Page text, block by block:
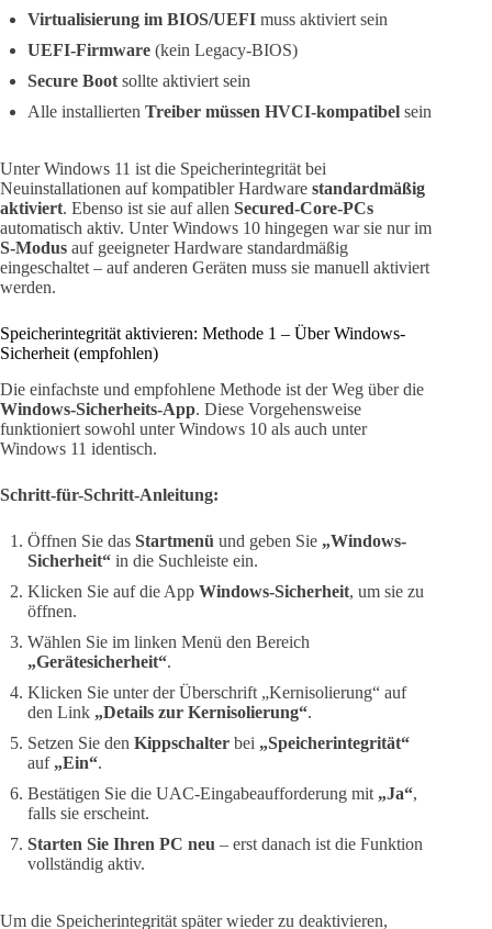
Virtualisierung im BIOS/UEFI muss aktiviert sein
UEFI-Firmware (kein Legacy-BIOS)
Secure Boot sollte aktiviert sein
Alle installierten Treiber müssen HVCI-kompatibel sein
Unter Windows 11 ist die Speicherintegrität bei
Neuinstallationen auf kompatibler Hardware standardmäßig
aktiviert. Ebenso ist sie auf allen Secured-Core-PCs
automatisch aktiv. Unter Windows 10 hingegen war sie nur im
S-Modus auf geeigneter Hardware standardmäßig
eingeschaltet – auf anderen Geräten muss sie manuell aktiviert
werden.
Speicherintegrität aktivieren: Methode 1 – Über Windows-
Sicherheit (empfohlen)
Die einfachste und empfohlene Methode ist der Weg über die
Windows-Sicherheits-App. Diese Vorgehensweise
funktioniert sowohl unter Windows 10 als auch unter
Windows 11 identisch.
Schritt-für-Schritt-Anleitung:
Öffnen Sie das Startmenü und geben Sie „Windows-
Sicherheit“ in die Suchleiste ein.
Klicken Sie auf die App Windows-Sicherheit, um sie zu
öffnen.
Wählen Sie im linken Menü den Bereich
„Gerätesicherheit“.
Klicken Sie unter der Überschrift „Kernisolierung“ auf
den Link „Details zur Kernisolierung“.
Setzen Sie den Kippschalter bei „Speicherintegrität“
auf „Ein“.
Bestätigen Sie die UAC-Eingabeaufforderung mit „Ja“,
falls sie erscheint.
Starten Sie Ihren PC neu – erst danach ist die Funktion
vollständig aktiv.
Um die Speicherintegrität später wieder zu deaktivieren,